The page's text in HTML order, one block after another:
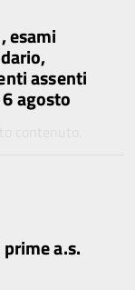
esami
assenti
agosto
a.s.